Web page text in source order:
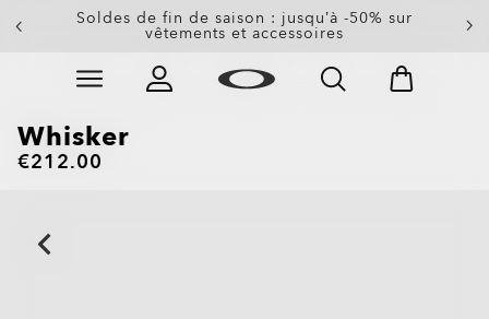
Soldes de fin de saison : jusqu’à -50% sur
vêtements et accessoires
-20 % sur les verres de rechange à l’achat d’une
paire de lunettes de soleil
Slide 3 of 3. -20 % sur les verres de rechange à
Whisker
€212.00